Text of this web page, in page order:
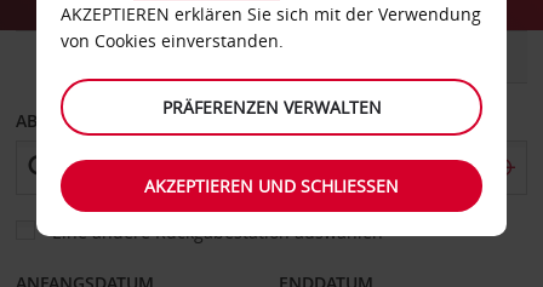
ABHOLEN VON
Eine andere Rückgabestation auswählen
ANFANGSDATUM ENDDATUM
AKZEPTIEREN erklären Sie sich mit der Verwendung
von Cookies einverstanden.
PRÄFERENZEN VERWALTEN
AKZEPTIEREN UND SCHLIESSEN